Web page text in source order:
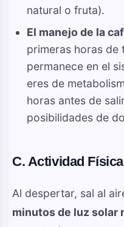
natural o fruta).
El manejo de la
primeras horas de
permanece en el
eres de
horas antes de
posibilidades de
C. Actividad
Al despertar, sal al
minutos de luz solar